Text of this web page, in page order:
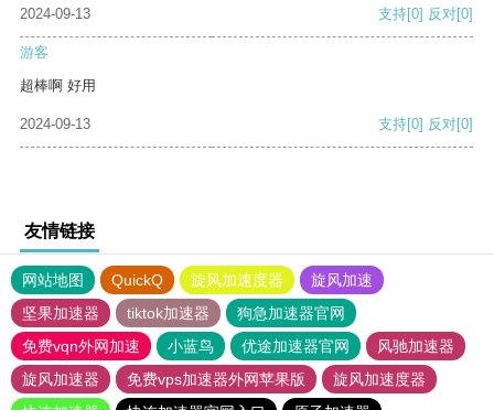
2024-09-13
支持[0] 反对[0]
游客
超棒啊 好用
2024-09-13 支持[0] 反对[0]
友情链接
网站地图 QuickQ 旋风加速度器
旋风加速
坚果加速器
tiktok加速器
狗急加速器官网
免费vqn外网加速
小蓝鸟 优途加速器官网
风驰加速器
旋风加速器
免费vps加速器外网苹果版
旋风加速度器